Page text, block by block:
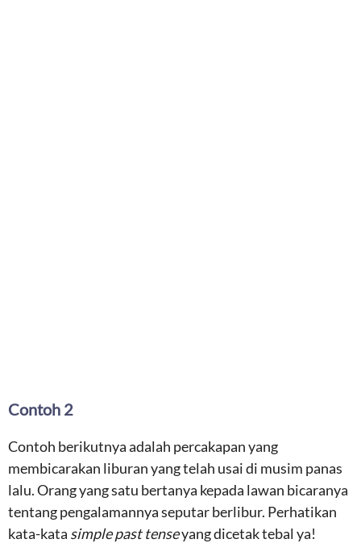
Contoh 2
Contoh berikutnya adalah percakapan yang
membicarakan liburan yang telah usai di musim panas
lalu. Orang yang satu bertanya kepada lawan bicaranya
tentang pengalamannya seputar berlibur. Perhatikan
kata-kata simple past tenseyang dicetak tebal ya!